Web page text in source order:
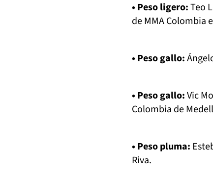
• Peso ligero:Teo
de MMA Colombia
• Peso gallo:
• Peso gallo:Vic
Colombia de
• Peso pluma:
Riva.